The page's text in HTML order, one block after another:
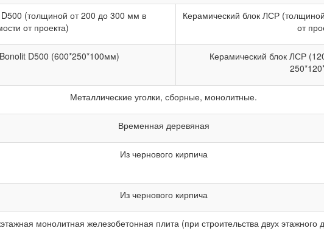
(толщиной от 200 до 300 мм в
от проекта)
Керамический блок ЛСР
от
D500 (600*250*100мм)
Керамический блок ЛСР
Металлические уголки, сборные, монолитные.
Временная деревяная
Из чернового кирпича
Из чернового кирпича
монолитная железобетонная плита (при строительства двух этажного